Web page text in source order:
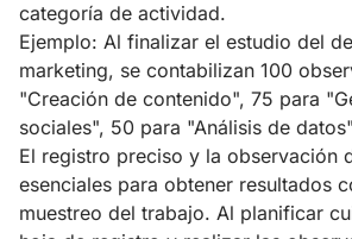
categoría de actividad.
Ejemplo: Al finalizar el estudio del
marketing, se contabilizan 100
"Creación de contenido", 75 para
sociales", 50 para "Análisis de
El registro preciso y la observación
esenciales para obtener resultados
muestreo del trabajo. Al planificar